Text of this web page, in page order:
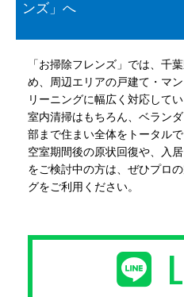
ンズ」へ
「お掃除フレンズ」では、千
め、周辺エリアの戸建て・マ
リーニングに幅広く対応してい
室内清掃はもちろん、ベラン
部まで住まい全体をトータルで
空室期間後の原状回復や、入
をご検討中の方は、ぜひプロ
グをご利用ください。